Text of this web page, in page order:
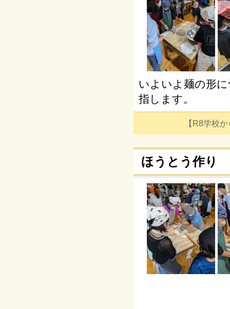
いよいよ麺の形
指します。
【R8学校
ほうとう作り